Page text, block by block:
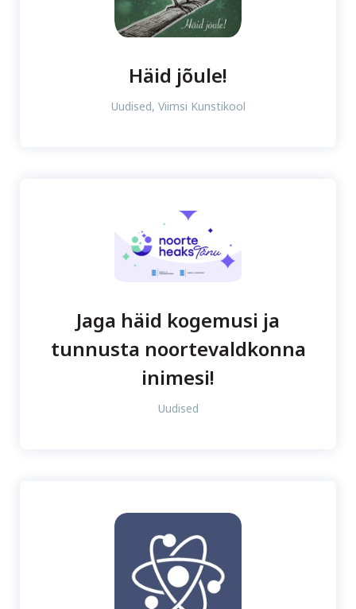
Häid jõule!
Uudised, Viimsi Kunstikool
Jaga häid kogemusi ja
tunnusta noortevaldkonna
inimesi!
Uudised